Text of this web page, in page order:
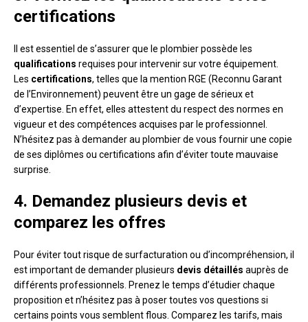
certifications
Il est essentiel de s’assurer que le plombier possède les
qualifications requises pour intervenir sur votre équipement.
Les certifications, telles que la mention RGE (Reconnu Garant
de l’Environnement) peuvent être un gage de sérieux et
d’expertise. En effet, elles attestent du respect des normes en
vigueur et des compétences acquises par le professionnel.
N’hésitez pas à demander au plombier de vous fournir une copie
de ses diplômes ou certifications afin d’éviter toute mauvaise
surprise.
4. Demandez plusieurs devis et
comparez les offres
Pour éviter tout risque de surfacturation ou d’incompréhension, il
est important de demander plusieurs devis détaillés auprès de
différents professionnels. Prenez le temps d’étudier chaque
proposition et n’hésitez pas à poser toutes vos questions si
certains points vous semblent flous. Comparez les tarifs, mais